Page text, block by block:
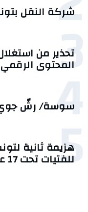
شركة النقل
3
تحذير من
المحتوى الرقمي
4
سوسة/ رشّ جوي
5
هزيمة ثانية
للفتيات تحت 17 عامًا